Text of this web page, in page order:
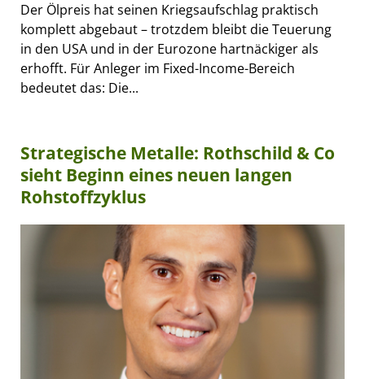
Der Ölpreis hat seinen Kriegsaufschlag praktisch
komplett abgebaut – trotzdem bleibt die Teuerung
in den USA und in der Eurozone hartnäckiger als
erhofft. Für Anleger im Fixed-Income-Bereich
bedeutet das: Die...
Strategische Metalle: Rothschild & Co
sieht Beginn eines neuen langen
Rohstoffzyklus